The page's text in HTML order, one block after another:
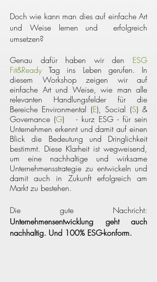
Doch wie kann man dies auf einfache Art
und Weise lernen und erfolgreich
umsetzen?
Genau dafür haben wir den ESG
Fit&ReadyTag ins Leben gerufen. In
diesem Workshop zeigen wir auf
einfache Art und Weise, wie man alle
relevanten Handlungsfelder für die
Bereiche Environmental (E), Social (S) &
Governance (G) - kurz ESG - für sein
Unternehmen erkennt und damit auf einen
Blickdie Bedeutung und Dringlichkeit
bestimmt. Diese Klarheit ist wegweisend,
um eine nachhaltige und wirksame
Unternehmensstrategie zu entwickeln und
damitauch in Zukunft erfolgreich am
Markt zu bestehen.
Die gute Nachricht:
Unternehmensentwicklung geht auch
nachhaltig. Und 100% ESG-konform.